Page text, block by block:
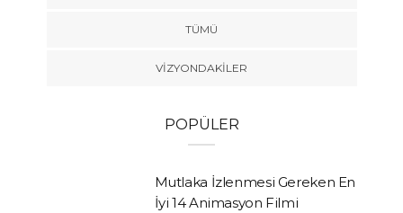
TÜMÜ
VIZYONDAKILER
POPÜLER
Mutlaka İzlenmesi Gereken En
İyi 14 Animasyon Filmi